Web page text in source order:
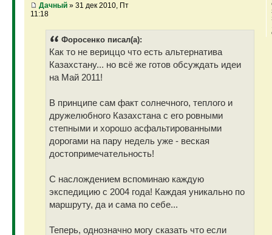
Дачный» 31 дек 2010, Пт
11:18
Фopoceнкo писал(а):
Как то не вериццо что есть альтернатива
Казахстану... но всё же готов обсуждать идеи
на Май 2011!
В принципе сам факт солнечного, теплого и
дружелюбного Казахстана с его ровными
степными и хорошо асфальтированными
дорогами на пару недель уже - веская
достопримечательность!
С наслождением вспоминаю каждую
экспедицию с 2004 года! Каждая уникально по
маршруту, да и сама по себе...
Теперь, однозначно могу сказать что если